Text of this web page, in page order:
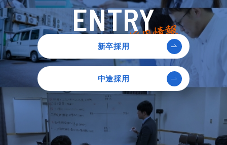
ENTRY
新卒採用
中途採用